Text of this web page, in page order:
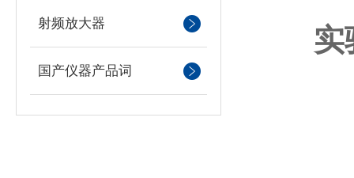
射频放大器
国产仪器产品词
实